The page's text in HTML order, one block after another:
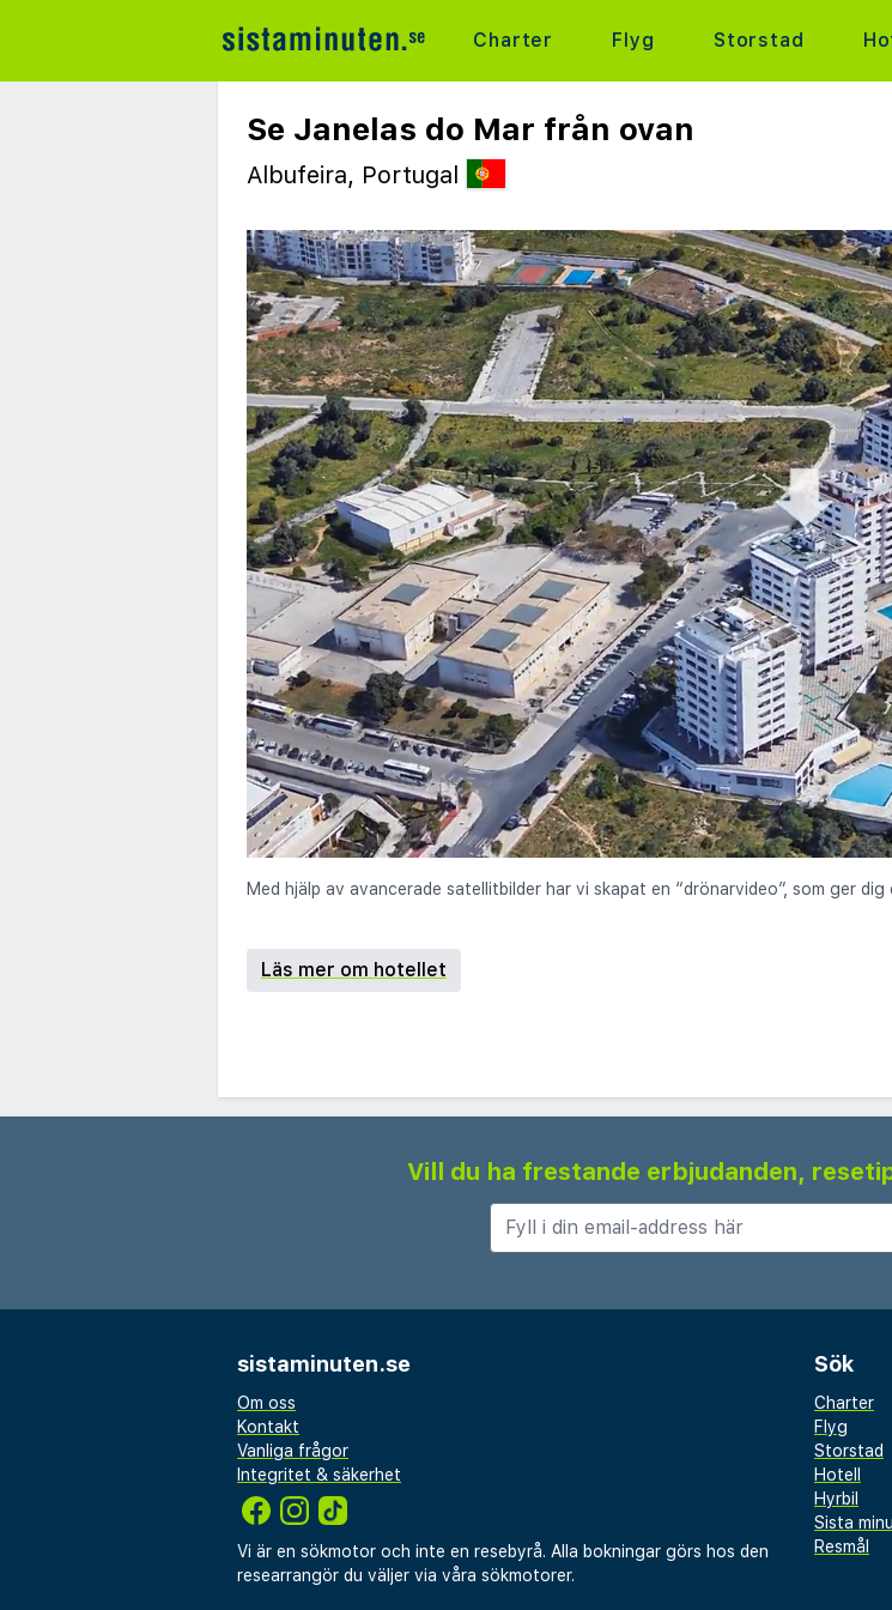
Charter Flyg Storstad
Se Janelas do Mar från ovan
Albufeira, Portugal
Med hjälp av avancerade satellitbilder har vi skapat en “drönarvideo”, som ger
Läs mer om hotellet
Vill du ha frestande erbjudanden,
sistaminuten.se
Om oss
Kontakt
Vanliga frågor
Integritet & säkerhet
Vi är en sökmotor och inte en resebyrå. Alla bokningar görs hos den
researrangör du väljer via våra sökmotorer.
Sök
Charter
Flyg
Storstad
Hotell
Hyrbil
Sista
Resmål